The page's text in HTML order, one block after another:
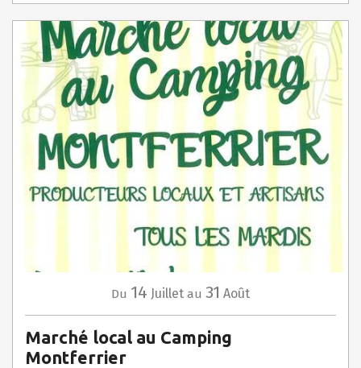
Du 14 Juillet au 31 Août
Marché local au Camping
Montferrier